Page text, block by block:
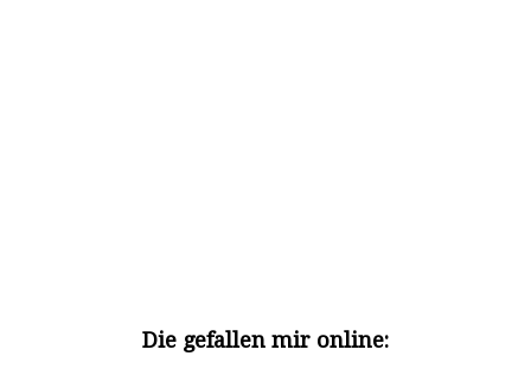
Die gefallen mir online: